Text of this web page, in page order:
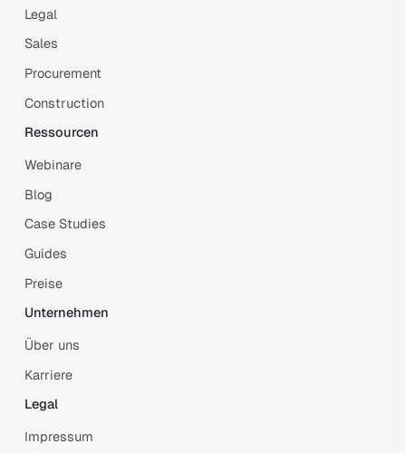
Legal
Sales
Procurement
Construction
Ressourcen
Webinare
Blog
Case Studies
Guides
Preise
Unternehmen
Über uns
Karriere
Legal
Impressum